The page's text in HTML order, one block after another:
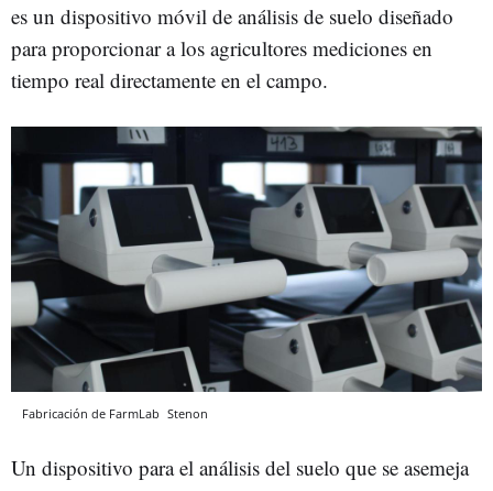
es un dispositivo móvil de análisis de suelo diseñado
para proporcionar a los agricultores mediciones en
tiempo real directamente en el campo.
Fabricación de FarmLab Stenon
Un dispositivo para el análisis del suelo que se asemeja